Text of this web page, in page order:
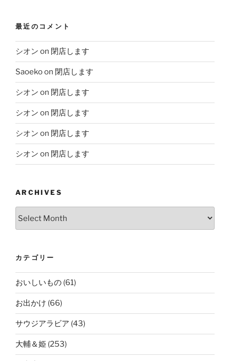
最近のコメント
シオン on 閉店します
Saoekoon 閉店します
シオン on 閉店します
シオン on 閉店します
シオン on 閉店します
シオン on 閉店します
ARCHIVES
カテゴリー
おいしいもの (61)
お出かけ (66)
サウジアラビア (43)
大輔＆姫 (253)